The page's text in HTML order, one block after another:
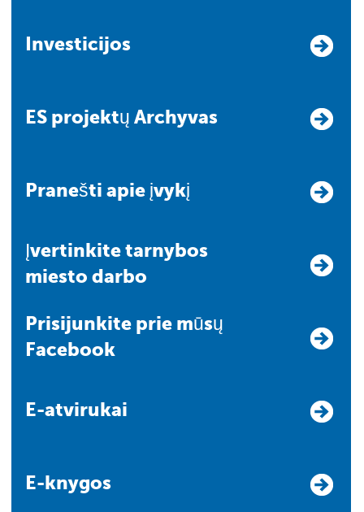
Investicijos
ES projektų Archyvas
Pranešti apie įvykį
Įvertinkite tarnybos
miesto darbo
Prisijunkite prie mūsų
Facebook
E-atvirukai
E-knygos